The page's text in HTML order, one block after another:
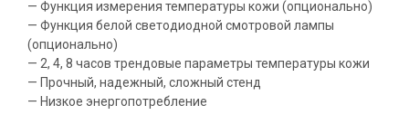
— Функция измерения температуры кожи (опционально)
— Функция белой светодиодной смотровой лампы
(опционально)
— 2, 4, 8 часов трендовые параметры температуры кожи
— Прочный, надежный, сложный стенд
— Низкое энергопотребление